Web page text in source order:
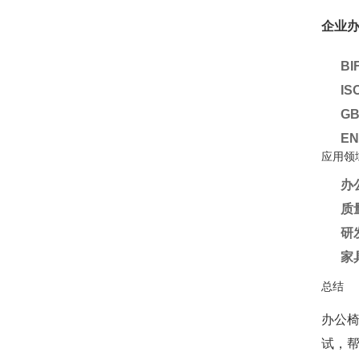
企业
应用领
办
质
研
家
总结
办公
试，